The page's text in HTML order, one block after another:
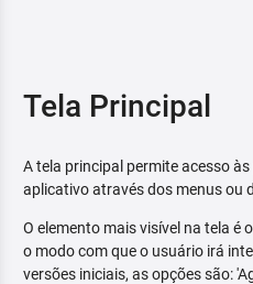
Tela Principal
A tela principal permite acesso
aplicativo através dos menus ou
O elemento mais visível na tela é
o modo com que o usuário irá
versões iniciais, as opções são: